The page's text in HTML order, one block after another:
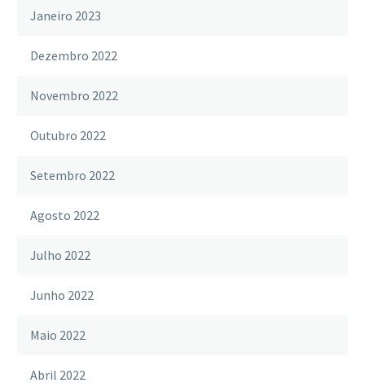
Janeiro 2023
Dezembro 2022
Novembro 2022
Outubro 2022
Setembro 2022
Agosto 2022
Julho 2022
Junho 2022
Maio 2022
Abril 2022